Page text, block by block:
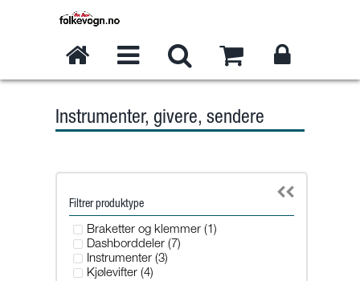
Instrumenter, givere, sendere
Filtrer produktype
Braketter og klemmer (1)
Dashborddeler (7)
Instrumenter (3)
Kjølevifter (4)